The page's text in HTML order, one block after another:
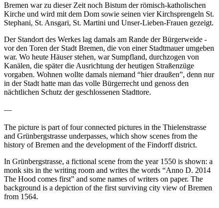
Bremen war zu dieser Zeit noch Bistum der römisch-katholischen
Kirche und wird mit dem Dom sowie seinen vier Kirchsprengeln St.
Stephani, St. Ansgari, St. Martini und Unser-Lieben-Frauen gezeigt.
Der Standort des Werkes lag damals am Rande der Bürgerweide -
vor den Toren der Stadt Bremen, die von einer Stadtmauer umgeben
war. Wo heute Häuser stehen, war Sumpfland, durchzogen von
Kanälen, die später die Ausrichtung der heutigen Straßenzüge
vorgaben. Wohnen wollte damals niemand “hier draußen”, denn nur
in der Stadt hatte man das volle Bürgerrecht und genoss den
nächtlichen Schutz der geschlossenen Stadttore.
—
The picture is part of four connected pictures in the Thielenstrasse
and Grünbergstrasse underpasses, which show scenes from the
history of Bremen and the development of the Findorff district.
In Grünbergstrasse, a fictional scene from the year 1550 is shown: a
monk sits in the writing room and writes the words “Anno D. 2014
The Hood comes first” and some names of writers on paper. The
background is a depiction of the first surviving city view of Bremen
from 1564.